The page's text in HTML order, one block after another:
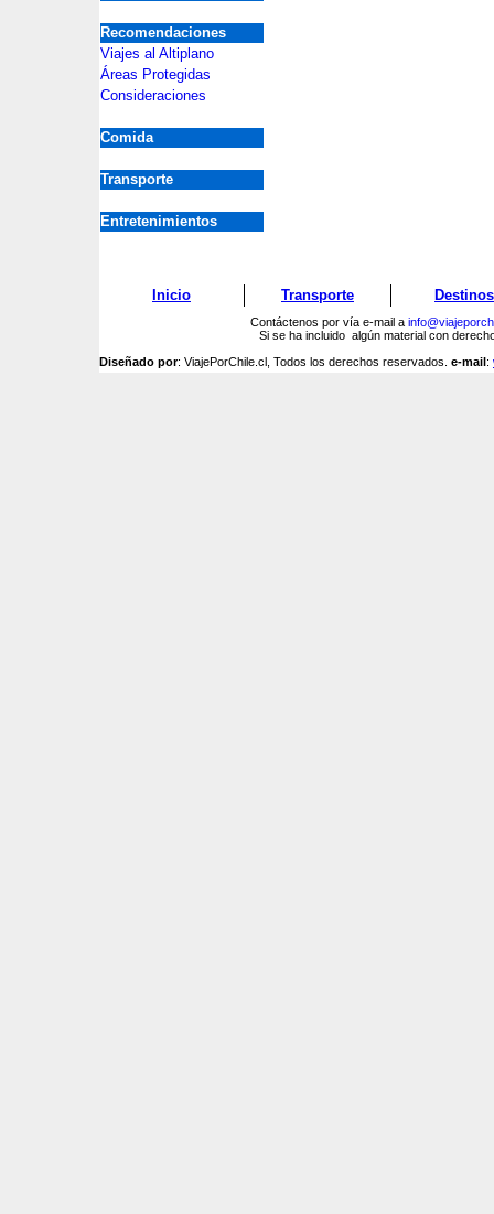
Recomendaciones
Viajes al Altiplano
Áreas Protegidas
Consideraciones
Comida
Transporte
Entretenimientos
Inicio Transporte Destinos
Contáctenos por vía e-mail a
Si se ha incluido algún material con
Diseñado por: ViajePorChile.cl, Todos los derechos reservados. e-mail: